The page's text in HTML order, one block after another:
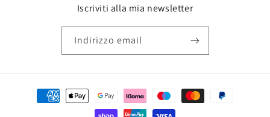
Iscriviti alla mia newsletter
Indirizzo email
Metodi